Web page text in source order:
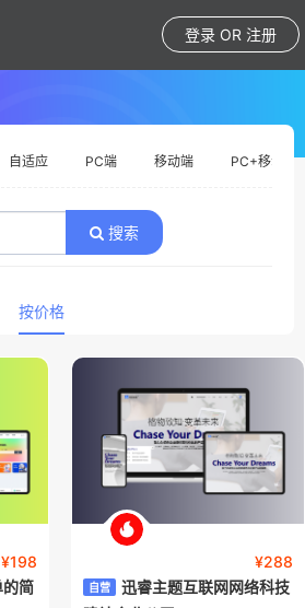
登录 OR 注册
自适应 PC端 移动端 PC+移动
搜索
按价格
¥198
简
¥288
自营
迅睿主题互联网网络科技